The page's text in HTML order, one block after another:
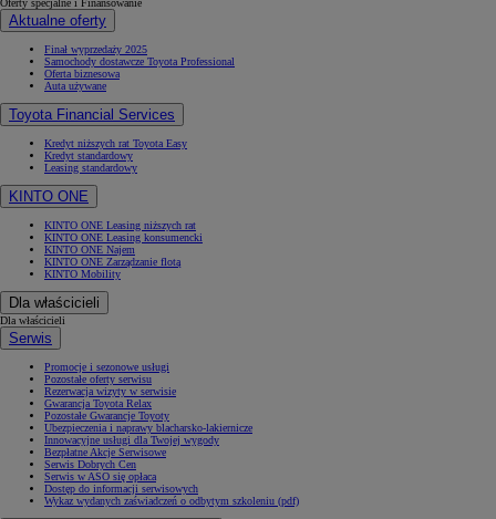
Aktualne oferty
Finał wyprzedaży 2025
Samochody dostawcze Toyota Professional
Oferta biznesowa
Auta używane
Toyota Financial Services
Kredyt niższych rat Toyota Easy
Kredyt standardowy
Leasing standardowy
KINTO ONE
KINTO ONE Leasing niższych rat
KINTO ONE Leasing konsumencki
KINTO ONE Najem
KINTO ONE Zarządzanie flotą
KINTO Mobility
Dla właścicieli
Dla właścicieli
Serwis
Promocje i sezonowe usługi
Pozostałe oferty serwisu
Rezerwacja wizyty w serwisie
Gwarancja Toyota Relax
Pozostałe Gwarancje Toyoty
Ubezpieczenia i naprawy blacharsko-lakiernicze
Innowacyjne usługi dla Twojej wygody
Bezpłatne Akcje Serwisowe
Serwis Dobrych Cen
Serwis w ASO się opłaca
Dostęp do informacji serwisowych
Wykaz wydanych zaświadczeń o odbytym szkoleniu (pdf)